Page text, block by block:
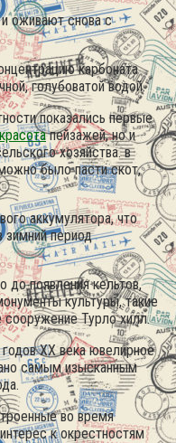
оживают снова с
карбоната
голубоватой водой.
показались первые
красотапейзажей, но и
хозяйства. в
было пасти скот,
аккумулятора, что
зимний период
появления кельтов,
культуры, такие
сооружение Турло хилл.
XX века ювелирное
самым изысканным
во время
к окрестностям